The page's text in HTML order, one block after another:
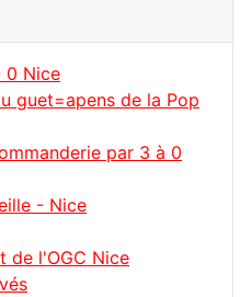
0 Nice
guet=apens de la Pop
par 3 à 0
- Nice
de l'OGC Nice